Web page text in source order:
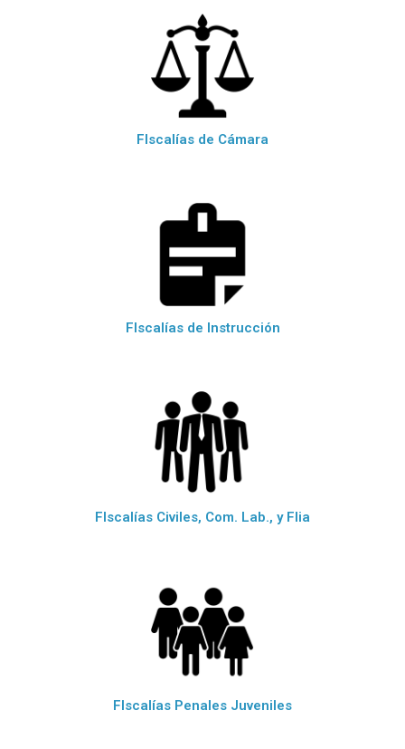
FIscalías de Cámara
FIscalías de Instrucción
FIscalías Civiles, Com. Lab., y Flia
FIscalías Penales Juveniles